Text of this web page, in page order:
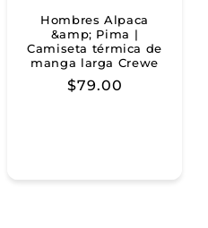
Hombres Alpaca
&amp; Pima |
Camiseta térmica de
manga larga Crewe
Precio
$79.00